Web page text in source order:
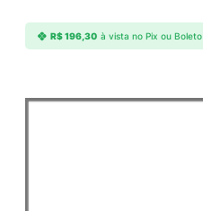
R$196,30 à vista no Pix ou Boleto